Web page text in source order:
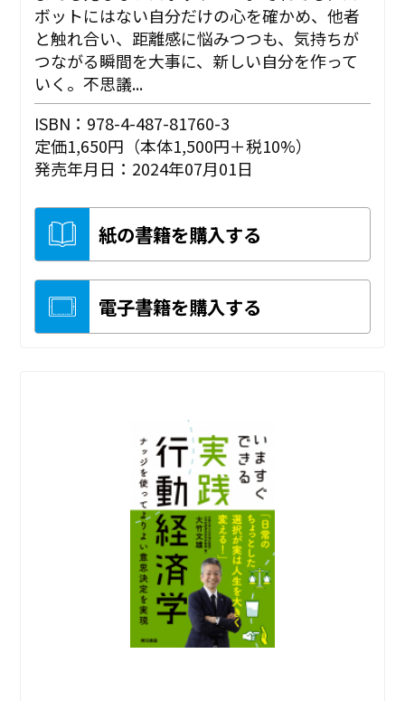
ボットにはない自分だけの心を確かめ、他者
と触れ合い、距離感に悩みつつも、気持ちが
つながる瞬間を大事に、新しい自分を作って
いく――。不思議...
ISBN：978-4-487-81760-3
定価1,650円（本体1,500円＋税10%）
発売年月日：2024年07月01日
紙の書籍を購入する
電子書籍を購入する